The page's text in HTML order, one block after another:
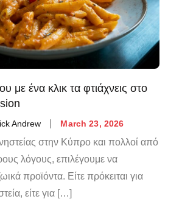
με ένα κλικ τα φτιάχνεις στο
Andrew March 23, 2026
στην Κύπρο και πολλοί από
λόγους, επιλέγουμε να
προϊόντα. Είτε πρόκειται για
είτε για […]